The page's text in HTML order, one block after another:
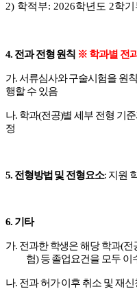
2) 학적부: 2026학년도 2학
4. 전과 전형 원칙 ※ 학과별 전
가.서류심사와 구술시험을 원
행할 수 있음
나. 학과(전공)별 세부 전형 기
정
5. 전형방법 및 전형요소: 지원
6. 기타
가. 전과한 학생은 해당 학과(전
험)등 졸업요건을 모두 이
나. 전과 허가 이후 취소 및 재